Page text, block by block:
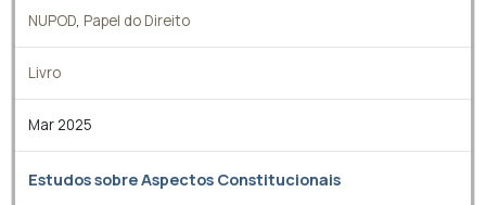
NUPOD, Papel do Direito
Livro
Mar 2025
Estudos sobre Aspectos Constitucionais